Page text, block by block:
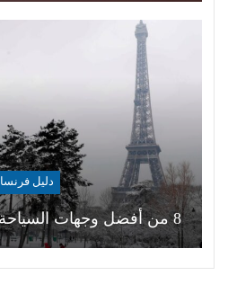
دليل فرنسا
8 من أفضل وجهات السياحة الشتوية في فرنسا